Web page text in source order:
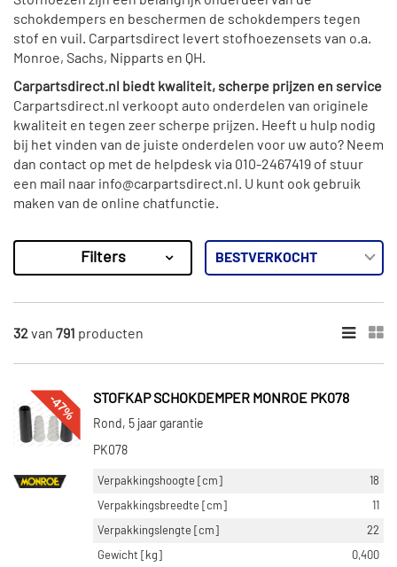
schokdempers en beschermen de schokdempers tegen
stof en vuil. Carpartsdirect levert stofhoezensets van o.a.
Monroe, Sachs, Nipparts en QH.
Carpartsdirect.nl biedt kwaliteit, scherpe prijzen en service
Carpartsdirect.nl verkoopt auto onderdelen van originele
kwaliteit en tegen zeer scherpe prijzen. Heeft u hulp nodig
bij het vinden van de juiste onderdelen voor uw auto? Neem
dan contact op met de helpdesk via 010-2467419 of stuur
een mail naar info@carpartsdirect.nl. U kunt ook gebruik
maken van de online chatfunctie.
Resultaten
×
Monroe (26)
KYB (33)
Febi Bilstein (61)
INBOUWPLAATS
Filters
32van 791 producten
-47% STOFKAP SCHOKDEMPER MONROE PK078
Rond, 5 jaar garantie
PK078
Verpakkingshoogte [cm]
18
Verpakkingsbreedte [cm]
11
Verpakkingslengte [cm]
22
Gewicht [kg]
0,400